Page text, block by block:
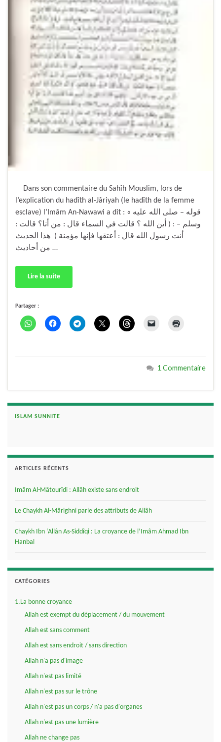
Dans son commentaire du Sahîh Mouslim, lors de
l’explication du hadîth al-Jâriyah (le hadîth de la femme
esclave) l’Imâm An-Nawawi a dit : « قوله – صلى الله عليه
وسلم – : ( أين الله ؟ قالت في السماء قال : من أنا؟ قالت :
أنت رسول الله قال : أعتقها فإنها مؤمنة ) هذا الحديث
من أحاديث …
Lire la suite
Partager :
1 Commentaire
ISLAM SUNNITE
ARTICLES RÉCENTS
Imâm Al-Mâtourîdi : Allâh existe sans endroit
Le Chaykh Al-Mârighni parle des attributs de Allâh
Chaykh Ibn ‘Allân As-Siddîqi : La croyance de l’Imâm Ahmad Ibn
Hanbal
CATÉGORIES
1.La bonne croyance
Allah est exempt du déplacement / du mouvement
Allah est sans comment
Allah est sans endroit / sans direction
Allah n'a pas d'image
Allah n'est pas limité
Allah n'est pas sur le trône
Allah n'est pas un corps / n'a pas d'organes
Allah n'est pas une lumière
Allah ne change pas